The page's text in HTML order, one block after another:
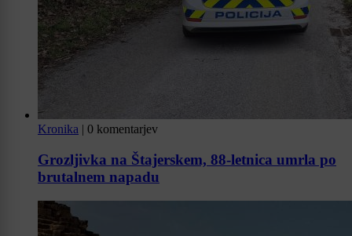
Kronika | 0 komentarjev
Grozljivka na Štajerskem, 88-letnica umrla po
brutalnem napadu